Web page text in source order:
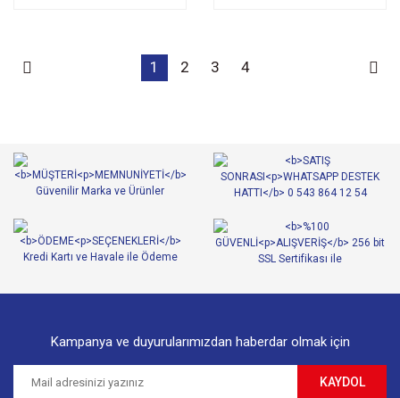
1 2 3 4
Kampanya ve duyurularımızdan haberdar olmak için
KAYDOL